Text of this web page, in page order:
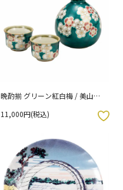
晩酌揃 グリーン紅白梅 / 美山窯
11,000円(税込)